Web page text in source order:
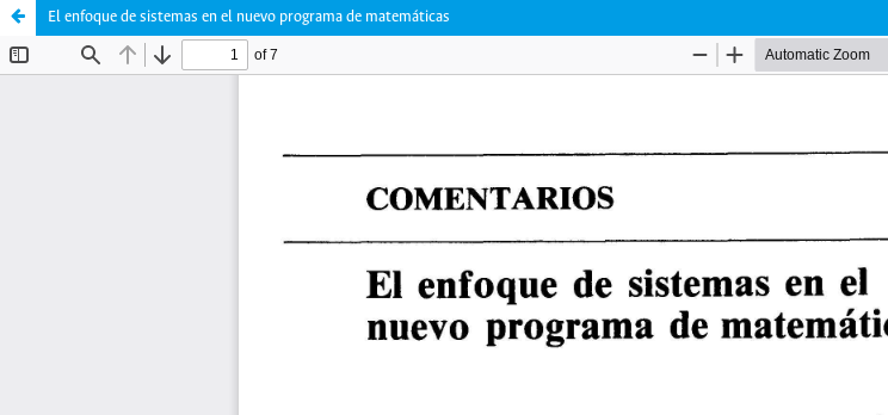
El enfoque de sistemas en el nuevo programa de matemáticas